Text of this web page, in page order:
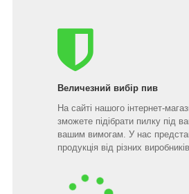
Величезний вибір пив
На сайті нашого інтернет-
зможете підібрати пилку під
вашим вимогам. У нас
продукція від різних виробників.